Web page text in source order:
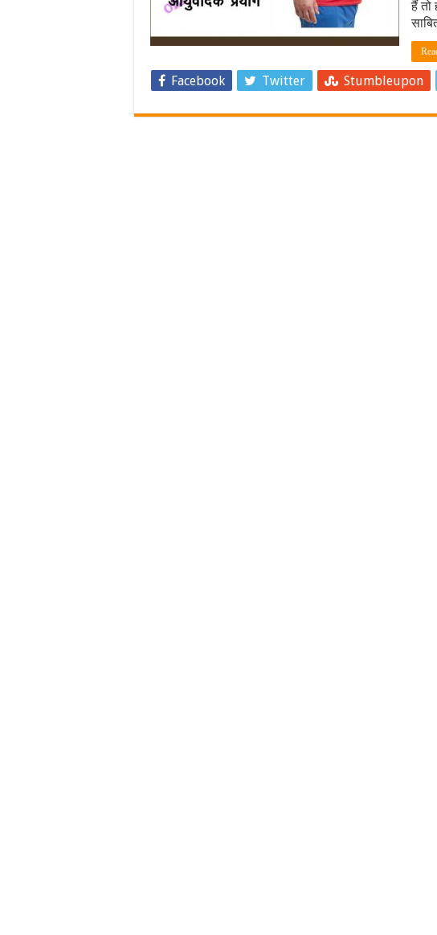
हैं तो
Facebook Twitter Stumbleupon